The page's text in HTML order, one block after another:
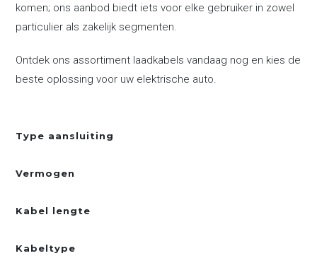
komen; ons aanbod biedt iets voor elke gebruiker in zowel
particulier als zakelijk segmenten.
Ontdek ons assortiment laadkabels vandaag nog en kies de
beste oplossing voor uw elektrische auto.
Type aansluiting
Vermogen
Kabel lengte
Kabeltype